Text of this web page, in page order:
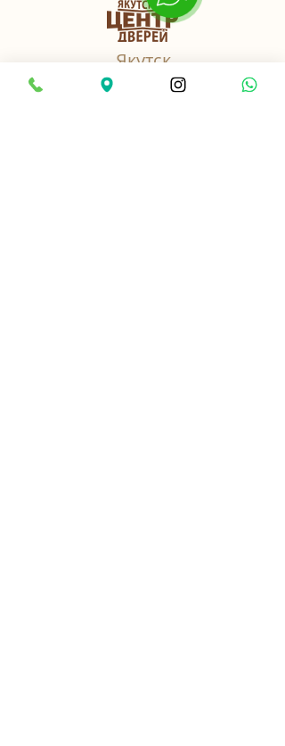
Якутск
пер. Базовый, 3 к3